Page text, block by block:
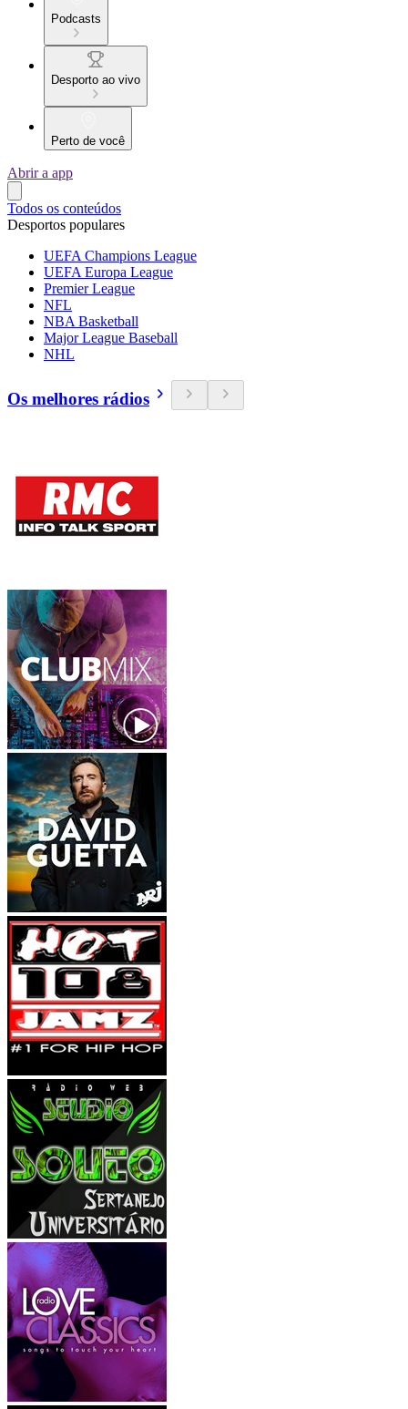
Podcasts
Desporto ao vivo
Perto de você
Abrir a app
Todos os conteúdos
Desportos populares
UEFA Champions League
UEFA Europa League
Premier League
NFL
NBA Basketball
Major League Baseball
NHL
Os melhores rádios